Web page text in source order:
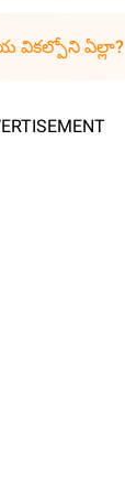
వికల్పోని ఏల్లా?